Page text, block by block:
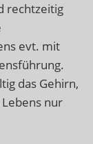
rechtzeitig
evt. mit
das Gehirn,
nur